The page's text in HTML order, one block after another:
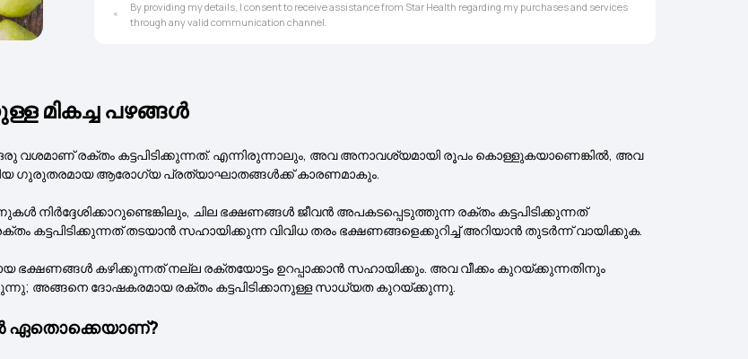
By providing my details, I consent to receive assistance from Star Health regarding my purchases and services
through any valid communication channel.
മികച്ച പഴങ്ങൾ
വശമാണ് രക്തം കട്ടപിടിക്കുന്നത്. എന്നിരുന്നാലും, അവ അനാവശ്യമായി രൂപം കൊള്ളുകയാണെങ്കിൽ, അവ
ഗുരുതരമായ ആരോഗ്യ പ്രത്യാഘാതങ്ങൾക്ക് കാരണമാകും.
ചില ഭക്ഷണങ്ങൾ ജീവൻ അപകടപ്പെടുത്തുന്ന രക്തം കട്ടപിടിക്കുന്നത്
കട്ടപിടിക്കുന്നത് തടയാൻ സഹായിക്കുന്ന വിവിധ തരം ഭക്ഷണങ്ങളെക്കുറിച്ച് അറിയാൻ തുടർന്ന് വായിക്കുക.
കഴിക്കുന്നത് നല്ല രക്തയോട്ടം ഉറപ്പാക്കാൻ സഹായിക്കും. അവ വീക്കം കുറയ്ക്കുന്നതിനും
അങ്ങനെ ദോഷകരമായ രക്തം കട്ടപിടിക്കാനുള്ള സാധ്യത കുറയ്ക്കുന്നു.
ഏതൊക്കെയാണ്?